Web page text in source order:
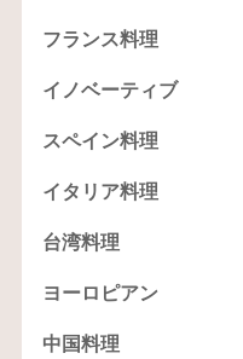
フランス料理
イノベーティブ
スペイン料理
イタリア料理
台湾料理
ヨーロピアン
中国料理